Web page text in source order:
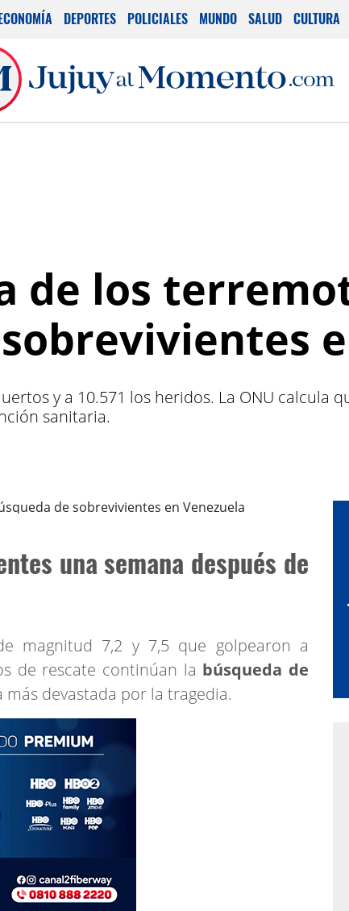
DEPORTES POLICIALES MUNDO SALUD CULTURA
de los
y a 10.571 los heridos. La ONU calcula
sanitaria.
una semana después de
magnitud 7,2 y 7,5 que golpearon a
de rescate continúan la búsqueda de
más devastada por la tragedia.